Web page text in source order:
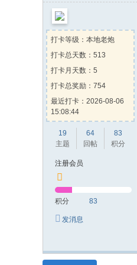
打卡等级：本地老炮
打卡总天数：513
打卡月天数：5
打卡总奖励：754
最近打卡：2026-08-06
15:08:44
19
主题
64
回帖
83
积分
注册会员
积分 83
发消息